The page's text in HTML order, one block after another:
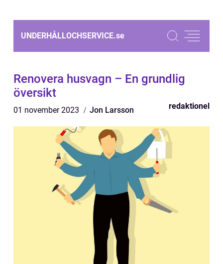
UNDERHÅLLOCHSERVICE.se
Renovera husvagn – En grundlig
översikt
01 november 2023 Jon Larsson redaktionel